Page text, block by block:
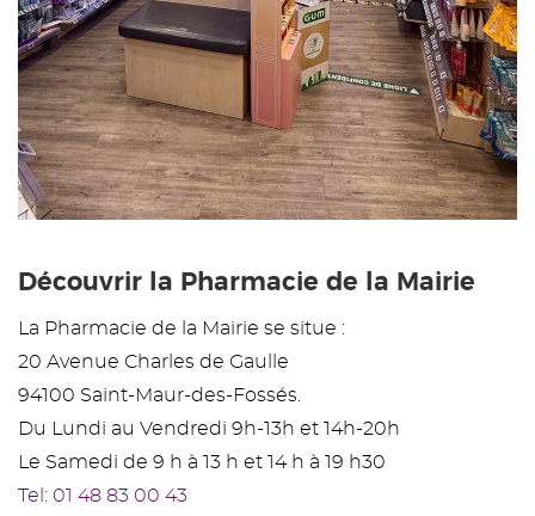
Découvrir la Pharmacie de la Mairie
La Pharmacie de la Mairie se situe :
20 Avenue Charles de Gaulle
94100 Saint-Maur-des-Fossés.
Du Lundi au Vendredi 9h-13h et 14h-20h
Le Samedi de 9 h à 13 h et 14 h à 19 h30
Tel: 01 48 83 00 43